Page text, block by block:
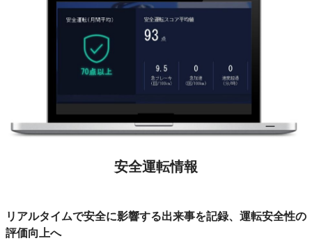
安全運転情報
リアルタイムで安全に影響する出来事を記録、運転安全性の
評価向上へ